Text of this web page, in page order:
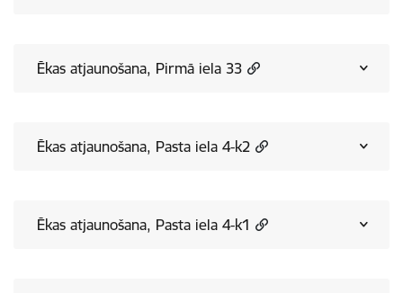
Ēkas atjaunošana, Pirmā iela 33
Ēkas atjaunošana, Pasta iela 4-k2
Ēkas atjaunošana, Pasta iela 4-k1